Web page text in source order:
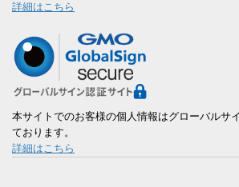
詳細はこちら
本サイトでのお客様の個人情報はグローバルサ
ております。
詳細はこちら